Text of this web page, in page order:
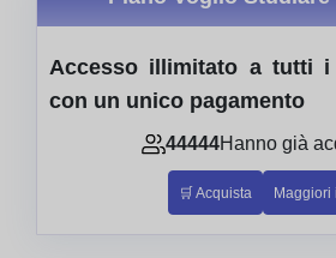
Accesso illimitato a tutti
con un unico pagamento
44444Hanno già
🛒 Acquista Maggiori